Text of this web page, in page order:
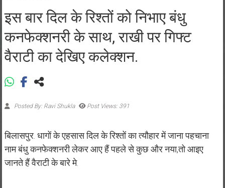
इस बार दिल के रिश्तों को निभाए बंधु
कनफेक्शनरी के साथ, राखी पर गिफ्ट
वैराटी का देखिए कलेक्शन.
Posted By: Ravi Shukla Post Views: 391
बिलासपुर. धागों के एहसास दिल के रिश्तों का त्यौहार में जाना पहचाना
नाम बंधु कनफेक्शनरी लेकर आए हैं पहले से कुछ और नया,तो आइए
जानते हैं वैराटी के बारे मे.